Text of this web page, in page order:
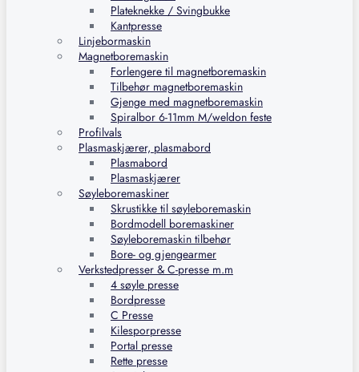
Plateknekke / Svingbukke
Kantpresse
Linjebormaskin
Magnetboremaskin
Forlengere til magnetboremaskin
Tilbehør magnetboremaskin
Gjenge med magnetboremaskin
Spiralbor 6-11mm M/weldon feste
Profilvals
Plasmaskjærer, plasmabord
Plasmabord
Plasmaskjærer
Søyleboremaskiner
Skrustikke til søyleboremaskin
Bordmodell boremaskiner
Søyleboremaskin tilbehør
Bore- og gjengearmer
Verkstedpresser & C-presse m.m
4 søyle presse
Bordpresse
C Presse
Kilesporpresse
Portal presse
Rette presse